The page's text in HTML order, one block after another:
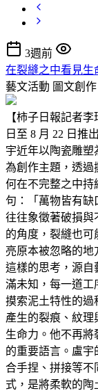
3週前
在裂縫之中看見生
藝文活動 圖文創作
【柿子日報記者
日至 8 月 22 日推
宇近年以陶瓷雕
為創作主題，透過
何在不完整之中持
句：「萬物皆有缺
往往象徵著破損與
的角度，裂縫也可
亮原本被忽略的地
這樣的思考，源自
滿未知，每一道工
摸索泥土特性的過
產生的裂痕、紋理
生命力。他不再
的重要語言。盧宇
合手捏、拼接等不
式，是將柔軟的陶